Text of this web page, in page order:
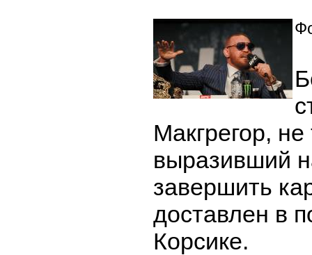
Макгрегор,
выразивший
завершить
доставлен в
Корсике.